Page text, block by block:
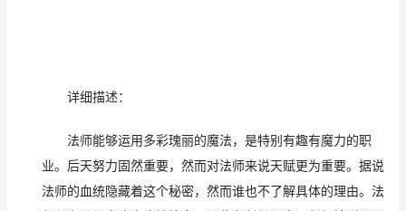
详细描述：
法师能够运用多彩瑰丽的魔法，是特别有趣有魔力的职
业。后天努力固然重要，然而对法师来说天赋更为重要。据说
法师的血统隐藏着这个秘密，然而谁也不了解具体的理由。法